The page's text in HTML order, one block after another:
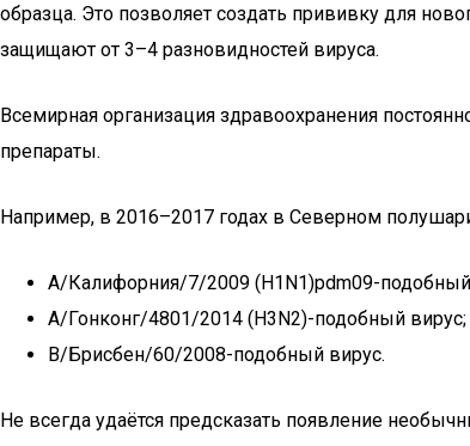
образца. Это позволяет создать прививку для
защищают от 3–4 разновидностей вируса.
Всемирная организация здравоохранения
препараты.
Например, в 2016–2017 годах в Северном
A/Калифорния/7/2009 (H1N1)pdm09-
A/Гонконг/4801/2014 (H3N2)-подобный вирус;
B/Брисбен/60/2008-подобный вирус.
Не всегда удаётся предсказать появление